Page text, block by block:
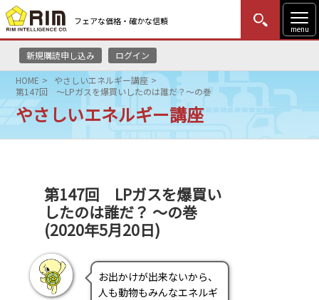
フェアな価格・確かな信頼
menu
新規購読申し込み ログイン
MENU
更新 はじめての方
HOME
マーケットニュース
メソドロジー
研修・セミナー
コンサルティング
HOME
やさしいエネルギー講座
第147回 ～LPガスを爆買いしたのは誰だ？～の巻
やさしいエネルギー講座
第147回 LPガスを爆買い
したのは誰だ？ ～の巻
(2020年5月20日)
お出かけが出来ないから、
人も動物もみんなエネルギ